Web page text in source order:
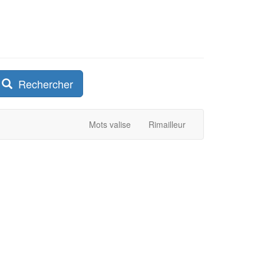
Rechercher
Mots valise Rimailleur